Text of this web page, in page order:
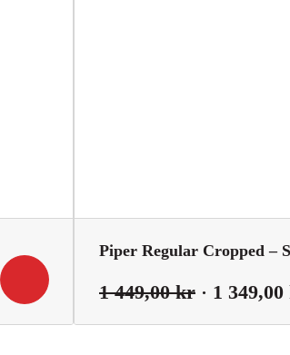
Piper Regular Cropped –
1 449,00kr Det1 349,00